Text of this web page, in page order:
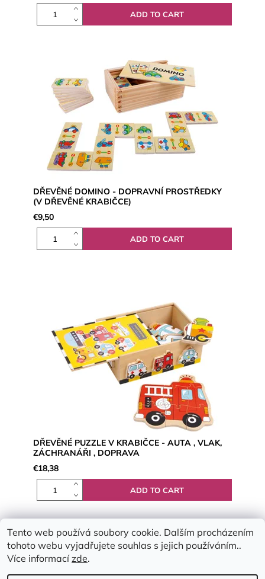
DŘEVĚNÉ DOMINO - DOPRAVNÍ PROSTŘEDKY
(V DŘEVĚNÉ KRABIČCE)
€9,50
DŘEVĚNÉ PUZZLE V KRABIČCE - AUTA , VLAK,
ZÁCHRANÁŘI , DOPRAVA
€18,38
Tento web používá soubory cookie. Dalším procházením
tohoto webu vyjadřujete souhlas s jejich používáním..
Více informacízde.